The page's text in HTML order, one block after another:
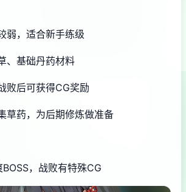
弱，适合新手练级
、基础丹药材料
败后可获得CG奖励
草药，为后期修炼做准备
，战败有特殊CG